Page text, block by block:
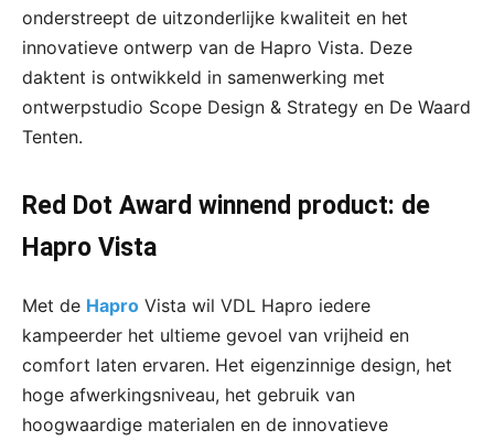
onderstreept de uitzonderlijke kwaliteit en het
innovatieve ontwerp van de Hapro Vista. Deze
daktent is ontwikkeld in samenwerking met
ontwerpstudio Scope Design & Strategy en De Waard
Tenten.
Red Dot Award winnend product: de
Hapro Vista
Met de Hapro Vista wil VDL Hapro iedere
kampeerder het ultieme gevoel van vrijheid en
comfort laten ervaren. Het eigenzinnige design, het
hoge afwerkingsniveau, het gebruik van
hoogwaardige materialen en de innovatieve